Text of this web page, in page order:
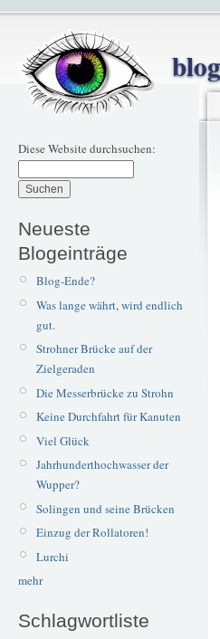
Diese Website durchsuchen:
Neueste
Blogeinträge
Blog-Ende?
Was lange währt, wird endlich
gut.
Strohner Brücke auf der
Zielgeraden
Die Messerbrücke zu Strohn
Keine Durchfahrt für Kanuten
Viel Glück
Jahrhunderthochwasser der
Wupper?
Solingen und seine Brücken
Einzug der Rollatoren!
Lurchi
mehr
Schlagwortliste